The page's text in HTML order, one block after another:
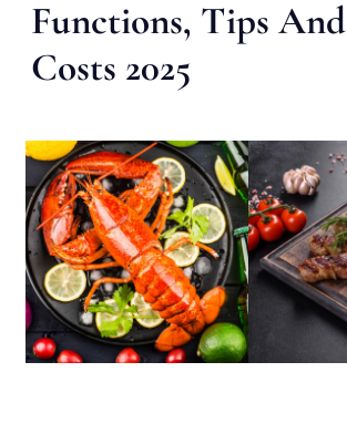
Functions, Tips And
Costs 2025